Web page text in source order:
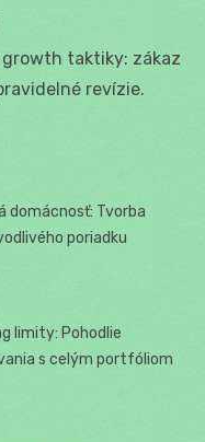
taktiky: zákaz
revízie.
domácnosť: Tvorba
poriadku
limity: Pohodlie
s celým portfóliom